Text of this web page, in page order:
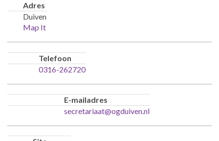
Adres
Duiven
Map It
Telefoon
0316-262720
E-mailadres
secretariaat@ogduiven.nl